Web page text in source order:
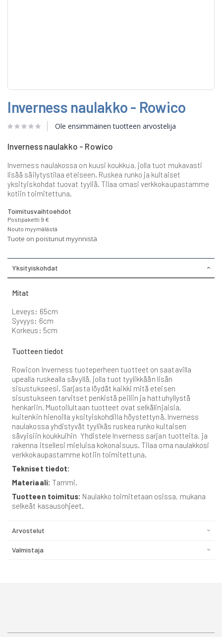
to
the
beginning
of
images
Inverness naulakko - Rowico
Ole ensimmäinen tuotteen arvostelija
Inverness naulakko - Rowico
Inverness naulakossa on kuusi koukkua, jolla tuot mukavasti
lisää säilytystilaa eteiseen. Ruskea runko ja kultaiset
yksityiskohdat tuovat tyyliä. Tilaa omasi verkkokaupastamme
kotiin toimitettuna.
Toimitusvaihtoehdot
Postipaketti 9 €
Nouto myymälästä
Tuote on poistunut myynnistä
Yksityiskohdat
Mitat
Leveys: 65cm
Syvyys: 6cm
Korkeus: 5cm
Tuotteen tiedot
Rowicon Inverness tuoteperheen tuotteet on saatavilla
upealla ruskealla sävyllä, jolla tuot tyylikkään lisän
sisustukseesi. Sarjasta löydät kaikki mitä eteisen
sisustukseen tarvitset penkistä peiliin ja hattuhyllystä
henkariin. Muotoilultaan tuotteet ovat selkälinjaisia,
kuitenkin hienoilla yksityiskohdilla höystettynä. Inverness
naulakossa yhdistyvät tyylikäs ruskea runko kultaisen
sävyisiin koukkuihin Yhdistele Inverness sarjan tuotteita, ja
rakenna itsellesi mieluisa kokonaisuus. Tilaa oma naulakkosi
verkkokaupastamme kotiin toimitettuna.
Tekniset tiedot:
Materiaali: Tammi.
Tuotteen toimitus: Naulakko toimitetaan osissa, mukana
selkeät kasausohjeet.
Arvostelut
Valmistaja